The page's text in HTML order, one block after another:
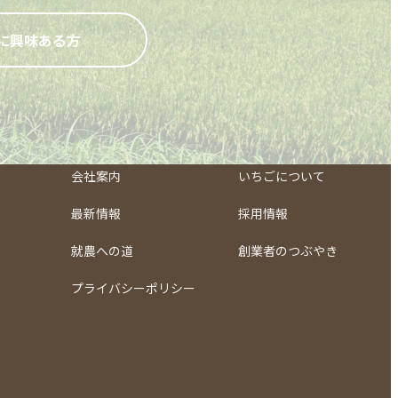
興味ある方
会社案内 いちごについて
最新情報 採用情報
就農への道 創業者のつぶやき
プライバシーポリシー